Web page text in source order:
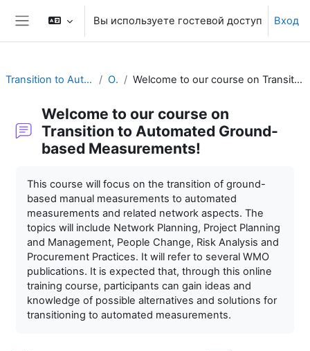
Перейти к основному содержанию
Боковая панель
Вы используете гостевой доступ Вход
Transition to Automation Training Material Общее Welcome to our course on Transition to Automated Ground-based Measurements!
Welcome to our course on
Transition to Automated Ground-
based Measurements!
This course will focus on the transition of ground-
based manual measurements to automated
measurements and related network aspects. The
topics will include Network Planning, Project Planning
and Management, People Change, Risk Analysis and
Procurement Practices. It will refer to several WMO
publications. It is expected that, through this online
training course, participants can gain ideas and
knowledge of possible alternatives and solutions for
transitioning to automated measurements.